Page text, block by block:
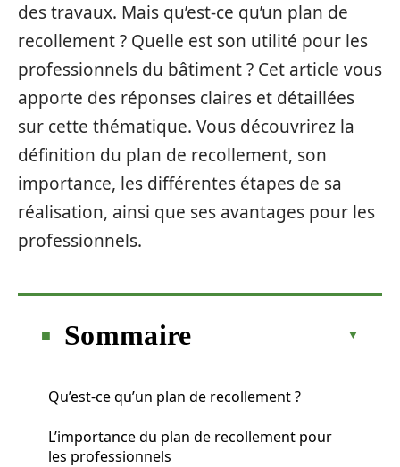
des travaux. Mais qu’est-ce qu’un plan de
recollement ? Quelle est son utilité pour les
professionnels du bâtiment ? Cet article vous
apporte des réponses claires et détaillées
sur cette thématique. Vous découvrirez la
définition du plan de recollement, son
importance, les différentes étapes de sa
réalisation, ainsi que ses avantages pour les
professionnels.
Sommaire
Qu’est-ce qu’un plan de recollement ?
L’importance du plan de recollement pour
les professionnels